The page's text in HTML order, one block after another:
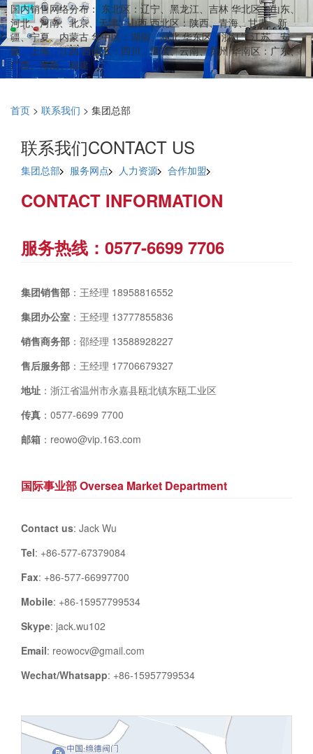
国内销售网络分布： 东北区：辽宁、黑龙江、吉林 华北区：山东、
河北、河南、北京、天津、山西 西北区：陕西、青海、甘肃、新
疆、宁夏、内蒙古 华中区：湖南、湖北 华东区：浙江、江苏、安
徽、上海、江西 西南区：四川、重庆、云南、贵州 华南区：广东、
广西、海南、福建
首页 > 联系我们 > 集团总部
联系我们CONTACT US
集团总部 服务网点 人力资源 合作加盟
CONTACT INFORMATION
服务热线：0577-6699 7706
集团销售部 ：王经理 18958816552
集团办公室 ：王经理 13777855836
销售商务部 ：邵经理 13588928227
售后服务部 ：王经理 17706679327
地址 ：浙江省温州市永嘉县瓯北镇东瓯工业区
传真 ：0577-6699 7700
邮箱 ：reowo@vip.163.com
国际事业部 Oversea Market Department
Contact us: Jack Wu
Tel: +86-577-67379084
Fax: +86-577-66997700
Mobile: +86-15957799534
Skype: jack.wu102
Email: reowocv@gmail.com
Wechat/Whatsapp: +86-15957799534